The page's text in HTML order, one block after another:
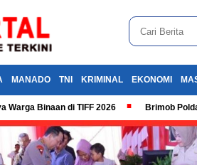
MANADO TNI KRIMINAL EKONOMI
Warga Binaan di TIFF 2026 Brimob